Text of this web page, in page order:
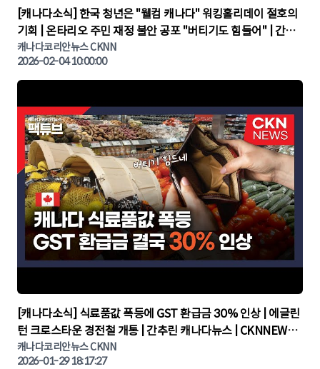
▶
[캐나다소식] 한국 청년은 "웰컴 캐나다" 워킹홀리데이 절호의
기회 | 온타리오 주민 재정 불안 공포 "버티기도 힘들어" | 간추
린 캐나다뉴스 | CKNNEWS, 캐나다코리안뉴스
캐나다코리안뉴스 CKNN
2026-02-04 10:00:00
▶
[캐나다소식] 식료품값 폭등에 GST 환급금 30% 인상 | 에글린
턴 크로스타운 경전철 개통 | 간추린 캐나다뉴스 | CKNNEWS,
캐나다코리안뉴스
캐나다코리안뉴스 CKNN
2026-01-29 18:17:27